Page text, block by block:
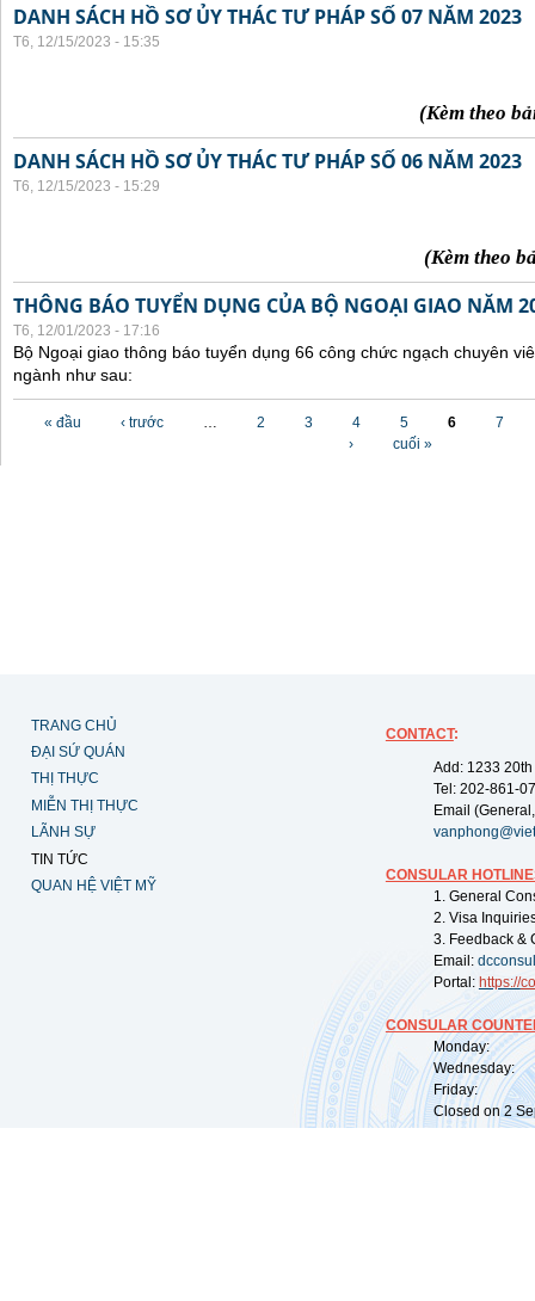
DANH SÁCH HỒ SƠ ỦY THÁC TƯ PHÁP SỐ 07 NĂM 2023
T6, 12/15/2023 - 15:35
(Kèm theo
DANH SÁCH HỒ SƠ ỦY THÁC TƯ PHÁP SỐ 06 NĂM 2023
T6, 12/15/2023 - 15:29
(Kèm theo
THÔNG BÁO TUYỂN DỤNG CỦA BỘ NGOẠI GIAO NĂM
T6, 12/01/2023 - 17:16
Bộ Ngoại giao thông báo tuyển dụng 66 công chức ngạch chuyên
ngành như sau:
Các trang
« đầu ‹ trước … 2 3 4 5 6
7
›
cuối »
TRANG CHỦ
ĐẠI SỨ QUÁN
THỊ THỰC
MIỄN THỊ THỰC
LÃNH SỰ
TIN TỨC
QUAN HỆ VIỆT MỸ
CONTACT:
Add: 1233
Tel: 202-861-
Email
CONSULAR
1. General
2. Visa
3. Feedback &
Email:
Portal: https://
CONSULAR
Monday:
Wednesday:
Friday:
Closed on 2